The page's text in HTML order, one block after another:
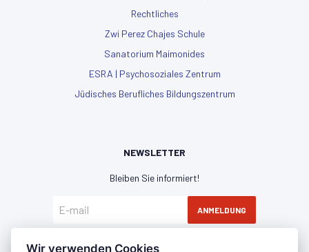
Rechtliches
Zwi Perez Chajes Schule
Sanatorium Maimonides
ESRA | Psychosoziales Zentrum
Jüdisches Berufliches Bildungszentrum
NEWSLETTER
Bleiben Sie informiert!
ANMELDUNG
Wir verwenden Cookies